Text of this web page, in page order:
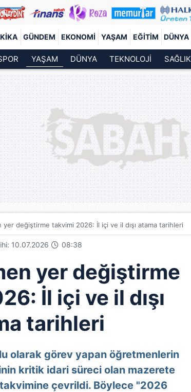
GÜNDEM EKONOMI YAŞAM EĞITIM DÜNYA
YAŞAM DÜNYA TEKNOLOJİ SAĞLIK
yer değiştirme takvimi 2026: İl içi ve il dışı atama tarihleri
10.07.2026 08:38
yer değiştirme
İl içi ve il dışı
tarihleri
olarak görev yapan öğretmenlerin
kritik idari süreci olan mazerete
çevrildi. Böylece "2026